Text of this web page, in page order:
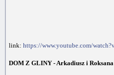
link: https://www.youtube.com/
DOM Z GLINY - Arkadiusz i